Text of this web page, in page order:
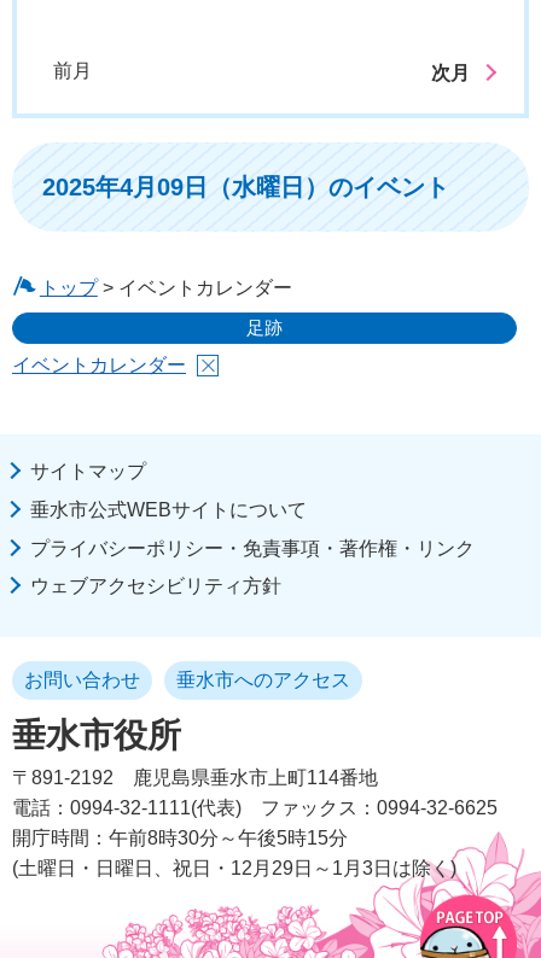
前月 次月
2025年4月09日（水曜日）のイベント
トップ> イベントカレンダー
足跡
イベントカレンダー
サイトマップ
垂水市公式WEBサイトについて
プライバシーポリシー・免責事項・著作権・リンク
ウェブアクセシビリティ方針
垂水市役所
お問い合わせ 垂水市へのアクセス
〒891-2192
鹿児島県垂水市上町114番地
電話：0994-32-1111(代表)
ファックス：0994-32-6625
開庁時間：午前8時30分～午後5時15分
(土曜日・日曜日、祝日・12月29日～1月3日は除く)